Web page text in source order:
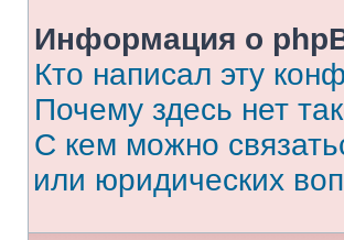
Информация о
Кто написал эту
Почему здесь нет
С кем можно
или юридических